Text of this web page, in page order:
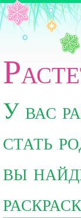
У вас
стать
вы